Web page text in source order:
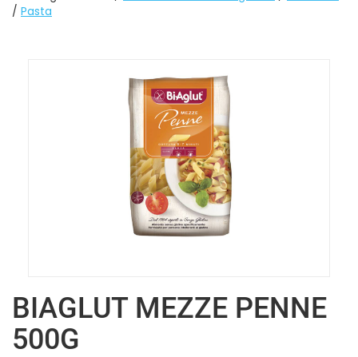
/ Pasta
BIAGLUT MEZZE PENNE
500G